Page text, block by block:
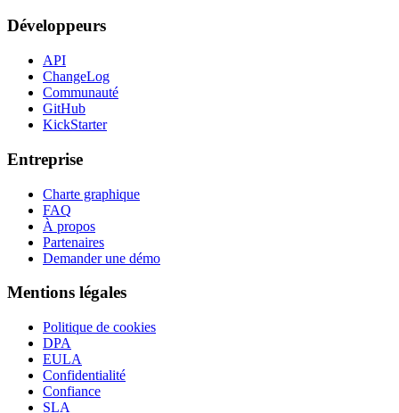
Développeurs
API
ChangeLog
Communauté
GitHub
KickStarter
Entreprise
Charte graphique
FAQ
À propos
Partenaires
Demander une démo
Mentions légales
Politique de cookies
DPA
EULA
Confidentialité
Confiance
SLA